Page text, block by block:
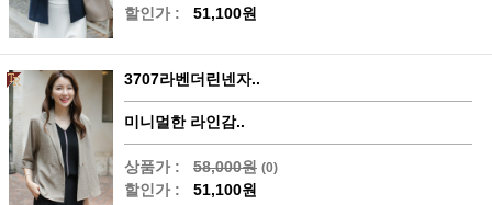
할인가 : 51,100원
3707라벤더린넨자..
미니멀한 라인감..
상품가 : 58,000원 (0)
할인가 : 51,100원